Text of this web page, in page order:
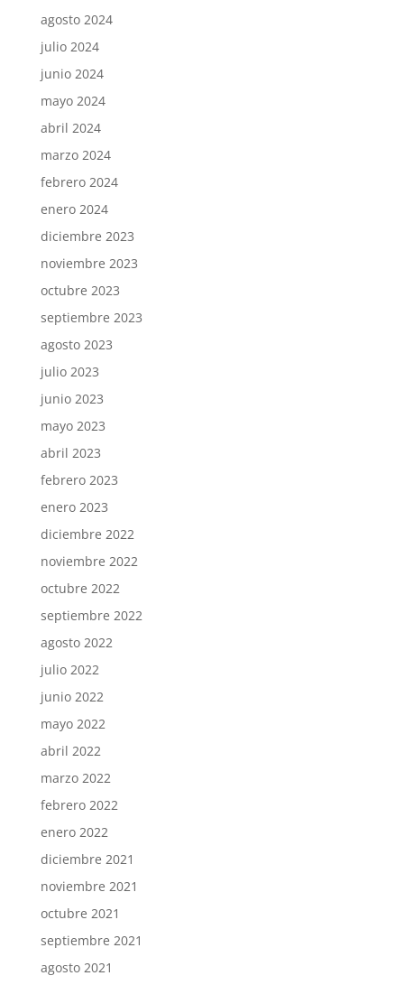
agosto 2024
julio 2024
junio 2024
mayo 2024
abril 2024
marzo 2024
febrero 2024
enero 2024
diciembre 2023
noviembre 2023
octubre 2023
septiembre 2023
agosto 2023
julio 2023
junio 2023
mayo 2023
abril 2023
febrero 2023
enero 2023
diciembre 2022
noviembre 2022
octubre 2022
septiembre 2022
agosto 2022
julio 2022
junio 2022
mayo 2022
abril 2022
marzo 2022
febrero 2022
enero 2022
diciembre 2021
noviembre 2021
octubre 2021
septiembre 2021
agosto 2021